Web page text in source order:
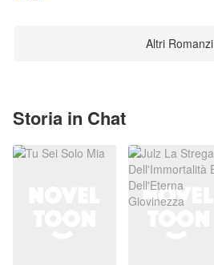
Altri Romanzi
Storia in Chat